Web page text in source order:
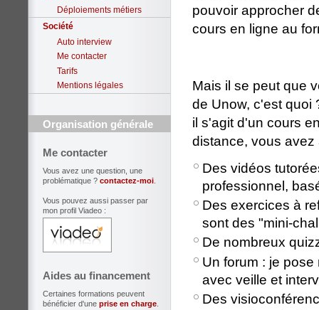
Déploiements métiers
Société
Auto interview
Me contacter
Tarifs
Mentions légales
Organisation générale
Me contacter
Vous avez une question, une
problématique ? contactez-moi
Vous pouvez aussi passer par
mon profil Viadeo :
Aides au financement
Certaines formations peuvent
bénéficier d'une prise en charge
pouvoir approcher
cours en ligne au
Mais il se peut que
de Unow, c'est quoi
il s'agit d'un cours
distance, vous
Des vidéos
professionnel,
Des exercices à
sont des "mini-
De nombreux
Un forum : je
avec veille et
Des